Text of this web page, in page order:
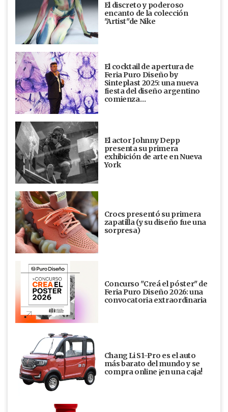
El discreto y poderoso
encanto de la colección
"Artist"de Nike
El cocktail de apertura de
Feria Puro Diseño by
Sinteplast 2025: una nueva
fiesta del diseño argentino
comienza…
El actor Johnny Depp
presenta su primera
exhibición de arte en Nueva
York
Crocs presentó su primera
zapatilla (y su diseño fue una
sorpresa)
Concurso "Creá el póster" de
Feria Puro Diseño 2026: una
convocatoria extraordinaria
Chang Li S1-Pro es el auto
más barato del mundo y se
compra online ¡en una caja!